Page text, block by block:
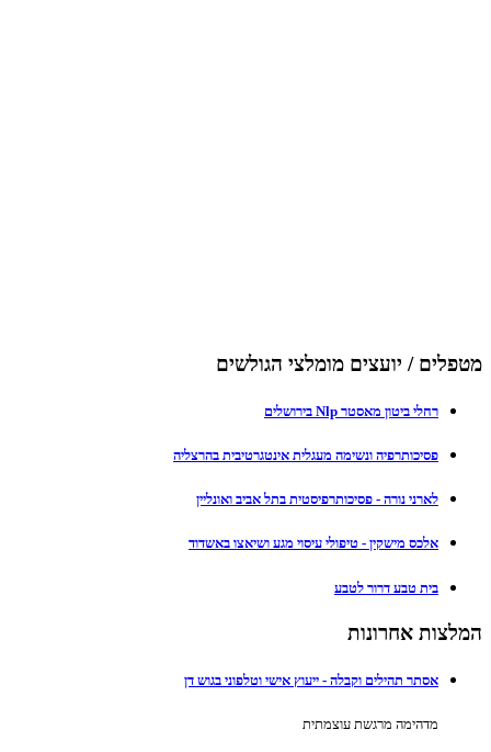
מטפלים / יועצים מומלצי הגולשים
רחלי ביטון מאסטר Nlp בירושלים
פסיכותרפיה ונשימה מעגלית אינטגרטיבית בהרצליה
לארני נורה - פסיכותרפיסטית בתל אביב ואונליין
אלכס מישקין - טיפולי עיסוי מגע ושיאצו באשדוד
בית טבע דרור לטבע
המלצות אחרונות
אסתר תהילים וקבלה - ייעוץ אישי וטלפוני בגוש דן
מדהימה מרגשת עוצמתית